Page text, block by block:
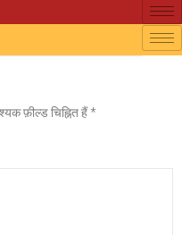
फ़ील्ड चिह्नित हैं*